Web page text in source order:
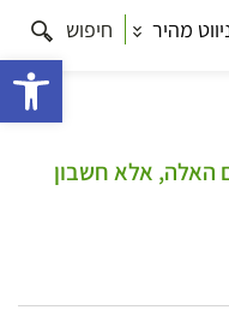
מהיר חיפוש
האלה, אלא חשבון